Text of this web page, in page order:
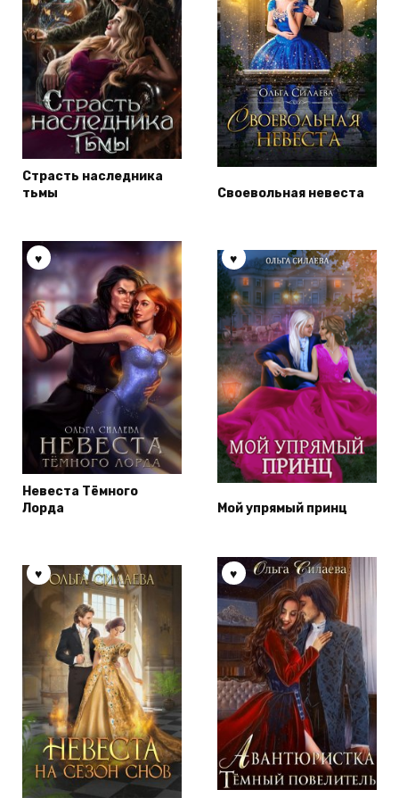
Страсть наследника
тьмы
Своевольная невеста
Невеста Тёмного
Лорда
Мой упрямый принц